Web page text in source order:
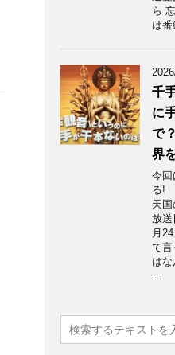
ら
は
千
に
で
界
今回
る!
天
放送
月
て言
は
…